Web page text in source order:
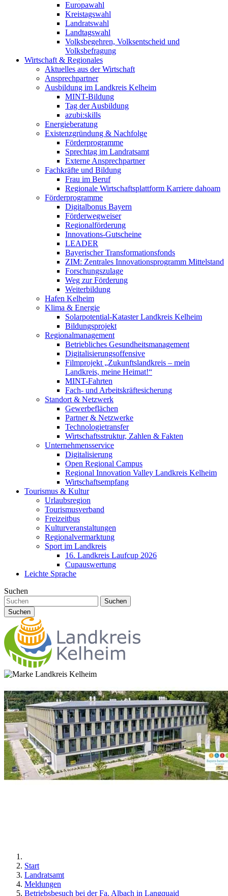
Europawahl
Kreistagswahl
Landratswahl
Landtagswahl
Volksbegehren, Volksentscheid und
Volksbefragung
Wirtschaft & Regionales
Aktuelles aus der Wirtschaft
Ansprechpartner
Ausbildung im Landkreis Kelheim
MINT-Bildung
Tag der Ausbildung
azubi:skills
Energieberatung
Existenzgründung & Nachfolge
Förderprogramme
Sprechtag im Landratsamt
Externe Ansprechpartner
Fachkräfte und Bildung
Frau im Beruf
Regionale Wirtschaftsplattform Karriere dahoam
Förderprogramme
Digitalbonus Bayern
Förderwegweiser
Regionalförderung
Innovations-Gutscheine
LEADER
Bayerischer Transformationsfonds
ZIM: Zentrales Innovationsprogramm Mittelstand
Forschungszulage
Weg zur Förderung
Weiterbildung
Hafen Kelheim
Klima & Energie
Solarpotential-Kataster Landkreis Kelheim
Bildungsprojekt
Regionalmanagement
Betriebliches Gesundheitsmanagement
Digitalisierungsoffensive
Filmprojekt „Zukunftslandkreis – mein
Landkreis, meine Heimat!“
MINT-Fahrten
Fach- und Arbeitskräftesicherung
Standort & Netzwerk
Gewerbeflächen
Partner & Netzwerke
Technologietransfer
Wirtschaftsstruktur, Zahlen & Fakten
Unternehmensservice
Digitalisierung
Open Regional Campus
Regional Innovation Valley Landkreis Kelheim
Wirtschaftsempfang
Tourismus & Kultur
Urlaubsregion
Tourismusverband
Freizeitbus
Kulturveranstaltungen
Regionalvermarktung
Sport im Landkreis
16. Landkreis Laufcup 2026
Cupauswertung
Leichte Sprache
Suchen
Suchen
Suchen
Start
Landratsamt
Meldungen
Betriebsbesuch bei der Fa. Albach in Langquaid